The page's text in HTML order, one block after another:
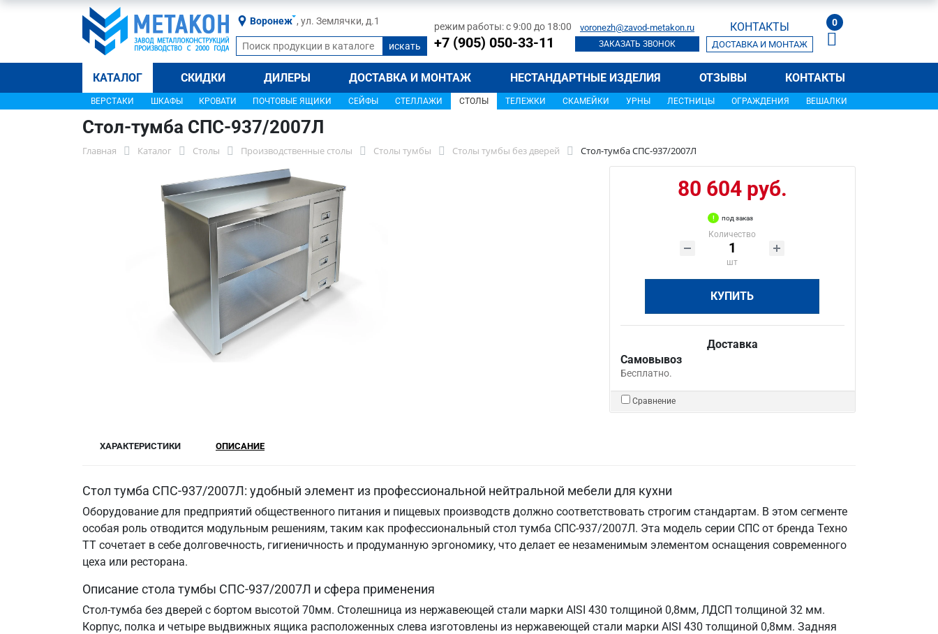
Воронеж , ул. Землячки, д.1 режим работы: с 9:00 до 18:00
+7 (905) 050-33-11
voronezh@zavod-metakon.ru
ЗАКАЗАТЬ ЗВОНОК
КОНТАКТЫ
ДОСТАВКА И МОНТАЖ
0
КАТАЛОГ СКИДКИ ДИЛЕРЫ ДОСТАВКА И МОНТАЖ НЕСТАНДАРТНЫЕ ИЗДЕЛИЯ ОТЗЫВЫ КОНТАКТЫ
ВЕРСТАКИ ШКАФЫ КРОВАТИ ПОЧТОВЫЕ ЯЩИКИ СЕЙФЫ СТЕЛЛАЖИ СТОЛЫ ТЕЛЕЖКИ СКАМЕЙКИ УРНЫ ЛЕСТНИЦЫ ОГРАЖДЕНИЯ ВЕШАЛКИ
Стол-тумба СПС-937/2007Л
Главная Каталог Столы Производственные столы Столы тумбы Столы тумбы без дверей Стол-тумба СПС-937/2007Л
80 604 руб.
под заказ
Количество
шт
КУПИТЬ
Доставка
Самовывоз
Бесплатно.
Сравнение
ХАРАКТЕРИСТИКИ ОПИСАНИЕ
Стол тумба СПС-937/2007Л: удобный элемент из профессиональной нейтральной мебели для кухни
Оборудование для предприятий общественного питания и пищевых производств должно соответствовать строгим стандартам. В этом сегменте
особая роль отводится модульным решениям, таким как профессиональный стол тумба СПС-937/2007Л. Эта модель серии СПС от бренда Техно
ТТ сочетает в себе долговечность, гигиеничность и продуманную эргономику, что делает ее незаменимым элементом оснащения современного
цеха или ресторана.
Описание стола тумбы СПС-937/2007Л и сфера применения
Стол-тумба без дверей с бортом высотой 70мм. Столешница из нержавеющей стали марки AISI 430 толщиной 0,8мм, ЛДСП толщиной 32 мм.
Корпус, полка и четыре выдвижных ящика расположенных слева изготовлены из нержавеющей стали марки AISI 430 толщиной 0,8мм. Задняя